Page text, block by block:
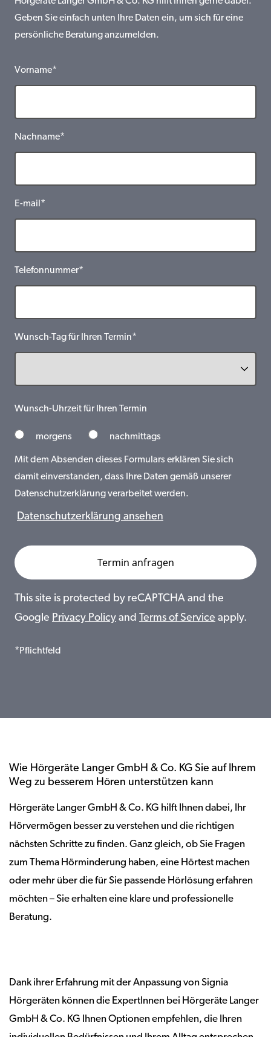
Geben Sie einfach unten Ihre Daten ein, um sich für eine
persönliche Beratung anzumelden.
Vorname*
Nachname*
E-mail*
Telefonnummer*
Wunsch-Tag für Ihren Termin*
Wunsch-Uhrzeit für Ihren Termin
morgens nachmittags
Mit dem Absenden dieses Formulars erklären Sie sich
damit einverstanden, dass Ihre Daten gemäß unserer
Datenschutzerklärung verarbeitet werden.
Datenschutzerklärung ansehen
This site is protected by reCAPTCHA and the
Google Privacy Policy and Terms of Service apply.
*Pflichtfeld
Wie Hörgeräte Langer GmbH & Co. KG Sie auf Ihrem
Weg zu besserem Hören unterstützen kann
Hörgeräte Langer GmbH & Co. KG hilft Ihnen dabei, Ihr
Hörvermögen besser zu verstehen und die richtigen
nächsten Schritte zu finden. Ganz gleich, ob Sie Fragen
zum Thema Hörminderung haben, eine Hörtest machen
oder mehr über die für Sie passende Hörlösung erfahren
möchten – Sie erhalten eine klare und professionelle
Beratung.
Dank ihrer Erfahrung mit der Anpassung von Signia
Hörgeräten können die ExpertInnen bei Hörgeräte Langer
GmbH & Co. KG Ihnen Optionen empfehlen, die Ihren